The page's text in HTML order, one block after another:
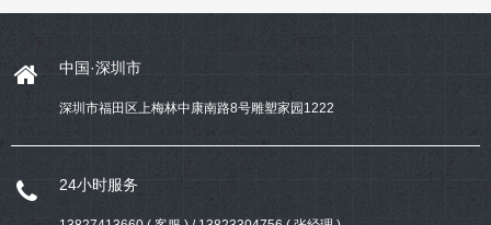
中国·深圳市
深圳市福田区上梅林中康南路8号雕塑家园1222
24小时服务